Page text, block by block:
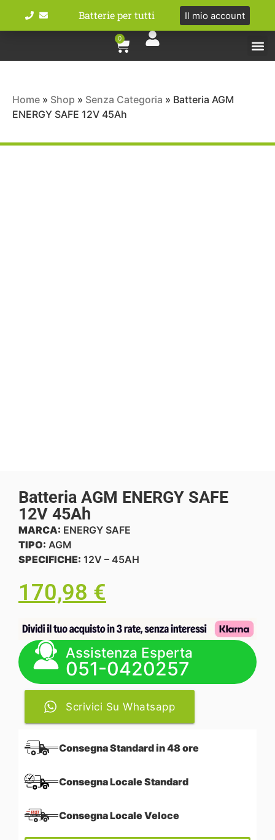
Batterie per tutti Il mio account
0
Home » Shop » Senza Categoria » Batteria AGM
ENERGY SAFE 12V 45Ah
Batteria AGM ENERGY SAFE
12V 45Ah
MARCA: ENERGY SAFE
TIPO: AGM
SPECIFICHE: 12V – 45AH
170,98 €
Assistenza Esperta
051-0420257
Scrivici Su Whatsapp
Consegna Standard in 48 ore
Consegna Locale Standard
Consegna Locale Veloce